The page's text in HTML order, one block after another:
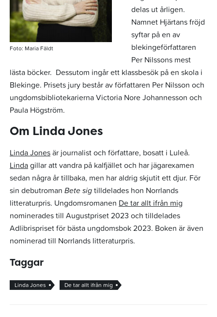
Foto: Maria Fäldt
delas ut årligen.
Namnet Hjärtans fröjd
syftar på en av
blekingeförfattaren
Per Nilssons mest
lästa böcker. Dessutom ingår ett klassbesök på en skola i
Blekinge. Prisets jury består av författaren Per Nilsson och
ungdomsbibliotekarierna Victoria Nore Johannesson och
Paula Högström.
Om Linda Jones
Linda Jonesär journalist och författare, bosatt i Luleå.
Lindagillar att vandra på kalfjället och har jägarexamen
sedan några år tillbaka, men har aldrig skjutit ett djur. För
sin debutroman Bete sigtilldelades hon Norrlands
litteraturpris. Ungdomsromanen De tar allt ifrån mig
nominerades till Augustpriset 2023 och tilldelades
Adlibrispriset för bästa ungdomsbok 2023. Boken är även
nominerad till Norrlands litteraturpris.
Taggar
Linda Jones De tar allt ifrån mig